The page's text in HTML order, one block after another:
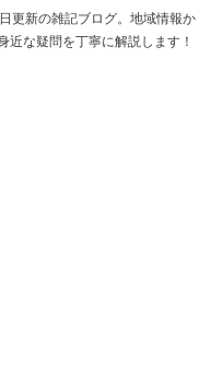
更新の雑記ブログ。地域情報か
な疑問を丁寧に解説します！